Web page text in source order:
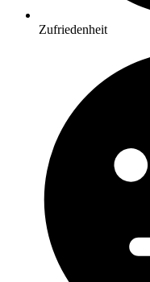
Zufriedenheit